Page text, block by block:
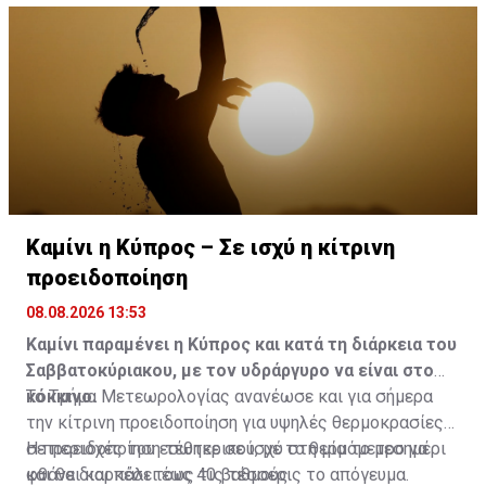
Καμίνι η Κύπρος – Σε ισχύ η κίτρινη
προειδοποίηση
08.08.2026 13:53
Καμίνι παραμένει η Κύπρος και κατά τη διάρκεια του
Σαββατοκύριακου, με τον υδράργυρο να είναι στο
κόκκινο.
Το Τμήμα Μετεωρολογίας ανανέωσε και για σήμερα
την κίτρινη προειδοποίηση για υψηλές θερμοκρασίες
σε περιοχές του εσωτερικού, με το θερμόμετρο να
φθάνει και πάλι τους 40 βαθμούς.
Η προειδοποίηση τέθηκε σε ισχύ στη μία το μεσημέρι
και θα διαρκέσει έως τις τέσσερις το απόγευμα.